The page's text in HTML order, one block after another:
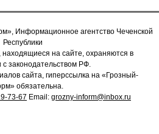
Информационное агентство Чеченской
Республики
на сайте, охраняются в
с законодательством РФ.
сайта, гиперссылка на «Грозный-
обязательна.
73-67 Email: grozny-inform@inbox.ru